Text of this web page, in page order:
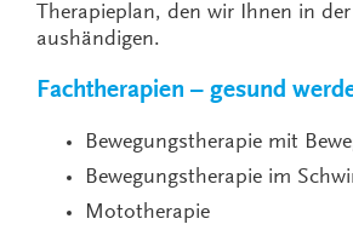
Therapieplan, den wir Ihnen in
aushändigen.
Fachtherapien – gesund
Bewegungstherapie mit
Bewegungstherapie im
Mototherapie